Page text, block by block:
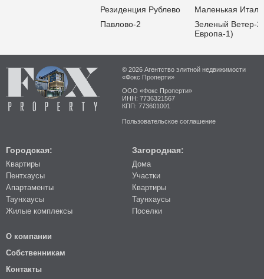
Резиденция Рублево
Павлово-2
Маленькая
Зеленый Ветер-
Европа-1)
© 2026 Агентство элитной недвижимости
«Фокс Проперти»
ООО «Фокс Проперти»
ИНН: 7736321567
КПП: 773601001
Пользовательское соглашение
Городская:
Квартиры
Пентхаусы
Апартаменты
Таунхаусы
Жилые комплексы
Загородная:
Дома
Участки
Квартиры
Таунхаусы
Поселки
О компании
Собственникам
Контакты